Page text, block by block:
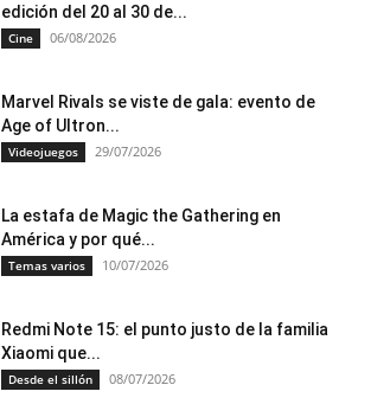
edición del 20 al 30 de...
Cine 06/08/2026
Marvel Rivals se viste de gala: evento de
Age of Ultron...
Videojuegos 29/07/2026
La estafa de Magic the Gathering en
América y por qué...
Temas varios 10/07/2026
Redmi Note 15: el punto justo de la familia
Xiaomi que...
Desde el sillón 08/07/2026